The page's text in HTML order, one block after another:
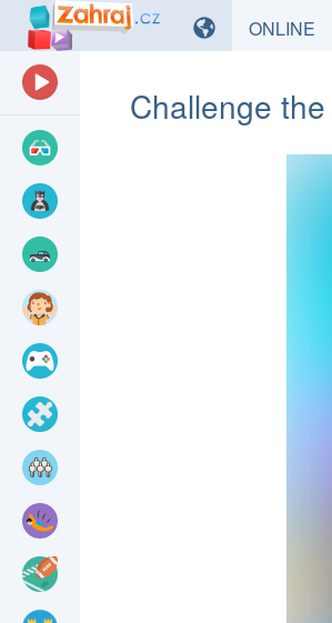
ONLINE
Challenge